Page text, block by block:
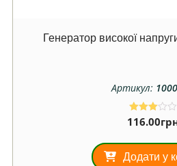
Генератор високої
Артикул:
Оцінен
о в
з 5
116.00
Додати у